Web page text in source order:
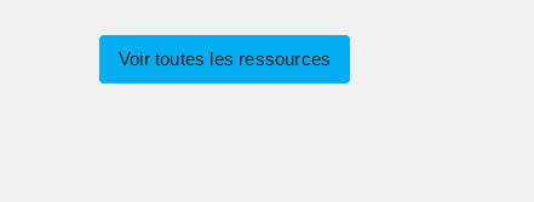
Voir toutes les ressources